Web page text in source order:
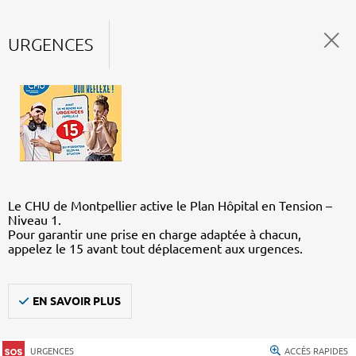
URGENCES
Le CHU de Montpellier active le Plan Hôpital en Tension –
Niveau 1.
Pour garantir une prise en charge adaptée à chacun,
appelez le 15 avant tout déplacement aux urgences.
EN SAVOIR PLUS
URGENCES ACCÈS RAPIDES